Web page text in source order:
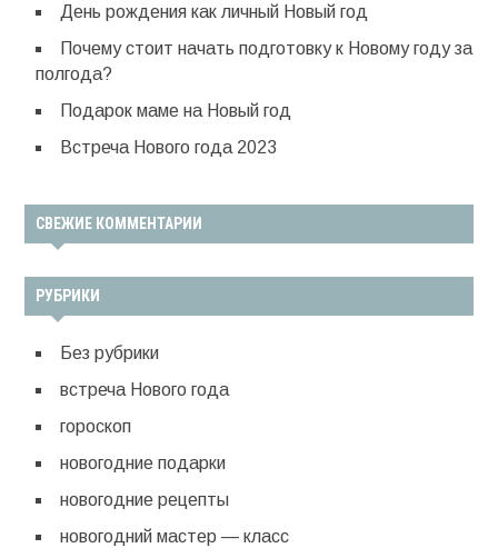
День рождения как личный Новый год
Почему стоит начать подготовку к Новому году за
полгода?
Подарок маме на Новый год
Встреча Нового года 2023
СВЕЖИЕ КОММЕНТАРИИ
РУБРИКИ
Без рубрики
встреча Нового года
гороскоп
новогодние подарки
новогодние рецепты
новогодний мастер — класс